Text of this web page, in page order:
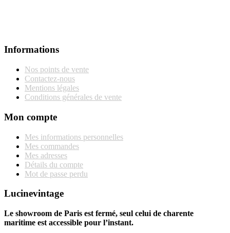
Informations
Nos points de vente
Contactez-nous
Mentions légales
Conditions générales de vente
Mon compte
Mes informations personnelles
Mes commandes
Mes adresses
Détails du compte
Mot de passe perdu
Lucinevintage
Le showroom de Paris est fermé, seul celui de charente
maritime est accessible pour l’instant.